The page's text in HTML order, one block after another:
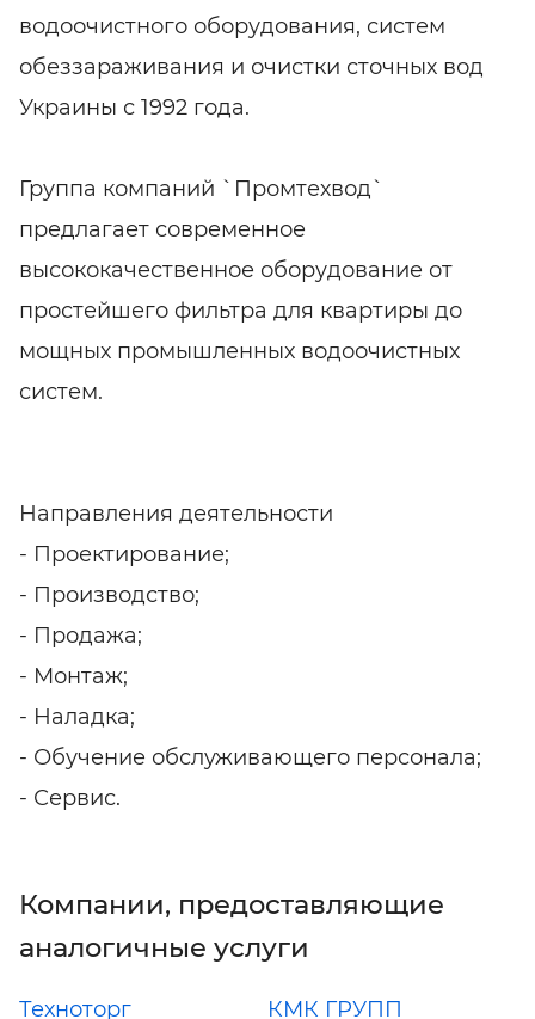
водоочистного оборудования, систем
обеззараживания и очистки сточных вод
Украины с 1992 года.
Группа компаний `Промтехвод`
предлагает современное
высококачественное оборудование от
простейшего фильтра для квартиры до
мощных промышленных водоочистных
систем.
Направления деятельности
- Проектирование;
- Производство;
- Продажа;
- Монтаж;
- Наладка;
- Обучение обслуживающего персонала;
- Сервис.
Компании, предоставляющие
аналогичные услуги
Техноторг КМК ГРУПП